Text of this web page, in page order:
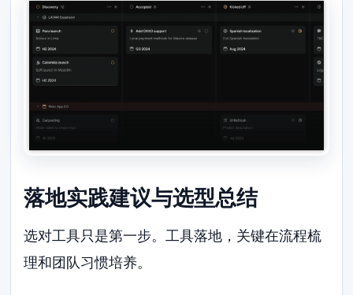
落地实践建议与选型总结
选对工具只是第一步。工具落地，关键在流程梳
理和团队习惯培养。